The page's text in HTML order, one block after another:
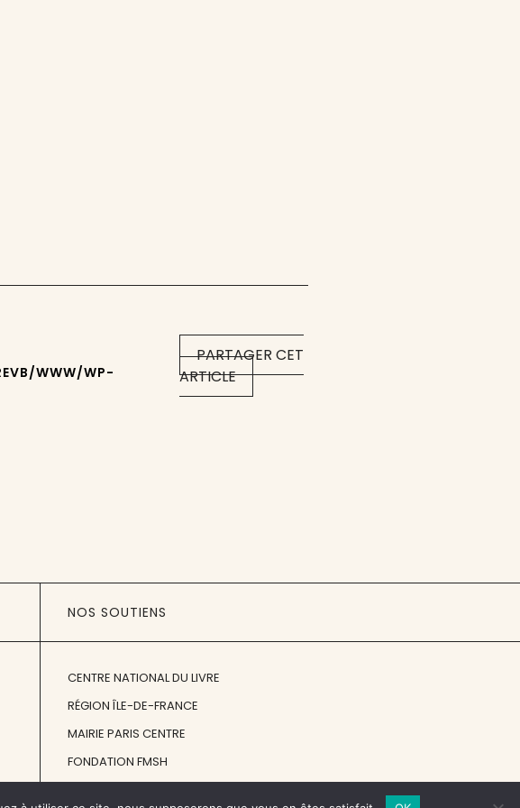
PARTAGER CET
ARTICLE
WWW/WP-
NOS SOUTIENS
CENTRE NATIONAL DU LIVRE
RÉGION ÎLE-DE-FRANCE
MAIRIE PARIS CENTRE
FONDATION FMSH